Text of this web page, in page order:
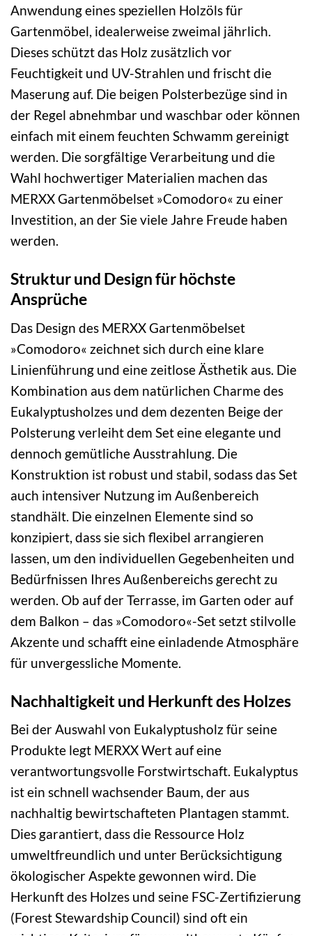
Anwendung eines speziellen Holzöls für
Gartenmöbel, idealerweise zweimal jährlich.
Dieses schützt das Holz zusätzlich vor
Feuchtigkeit und UV-Strahlen und frischt die
Maserung auf. Die beigen Polsterbezüge sind in
der Regel abnehmbar und waschbar oder können
einfach mit einem feuchten Schwamm gereinigt
werden. Die sorgfältige Verarbeitung und die
Wahl hochwertiger Materialien machen das
MERXX Gartenmöbelset »Comodoro« zu einer
Investition, an der Sie viele Jahre Freude haben
werden.
Struktur und Design für höchste
Ansprüche
Das Design des MERXX Gartenmöbelset
»Comodoro« zeichnet sich durch eine klare
Linienführung und eine zeitlose Ästhetik aus. Die
Kombination aus dem natürlichen Charme des
Eukalyptusholzes und dem dezenten Beige der
Polsterung verleiht dem Set eine elegante und
dennoch gemütliche Ausstrahlung. Die
Konstruktion ist robust und stabil, sodass das Set
auch intensiver Nutzung im Außenbereich
standhält. Die einzelnen Elemente sind so
konzipiert, dass sie sich flexibel arrangieren
lassen, um den individuellen Gegebenheiten und
Bedürfnissen Ihres Außenbereichs gerecht zu
werden. Ob auf der Terrasse, im Garten oder auf
dem Balkon – das »Comodoro«-Set setzt stilvolle
Akzente und schafft eine einladende Atmosphäre
für unvergessliche Momente.
Nachhaltigkeit und Herkunft des Holzes
Bei der Auswahl von Eukalyptusholz für seine
Produkte legt MERXX Wert auf eine
verantwortungsvolle Forstwirtschaft. Eukalyptus
ist ein schnell wachsender Baum, der aus
nachhaltig bewirtschafteten Plantagen stammt.
Dies garantiert, dass die Ressource Holz
umweltfreundlich und unter Berücksichtigung
ökologischer Aspekte gewonnen wird. Die
Herkunft des Holzes und seine FSC-Zertifizierung
(Forest Stewardship Council) sind oft ein